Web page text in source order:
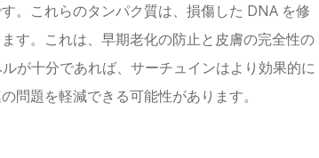
。これらのタンパク質は、損傷した DNA を修
す。これは、早期老化の防止と皮膚の完全性の
が十分であれば、サーチュインはより効果的に
問題を軽減できる可能性があります。